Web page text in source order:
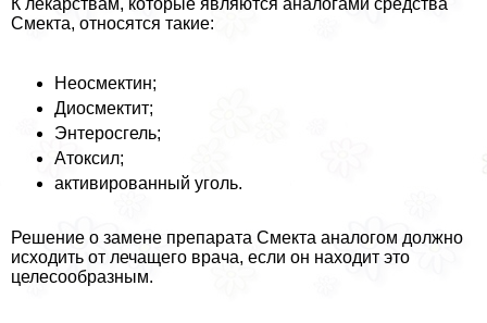
Смекта, относятся такие:
Неосмектин;
Диосмектит;
Энтеросгель;
Атоксил;
активированный уголь.
Решение о замене препарата Смекта аналогом должно
исходить от лечащего врача, если он находит это
целесообразным.